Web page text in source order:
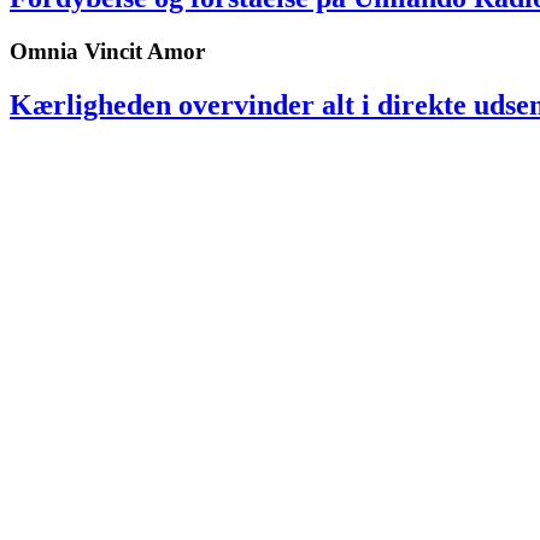
Omnia Vincit Amor
Kærligheden overvinder alt i direkte